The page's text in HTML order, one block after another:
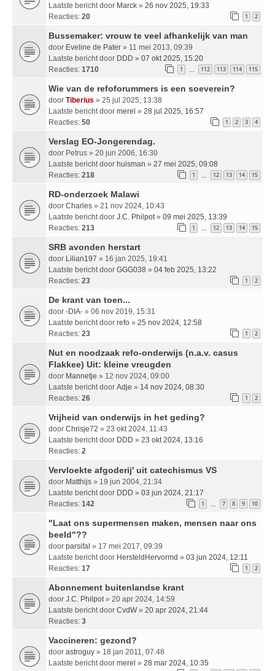
Laatste bericht door Marck » 26 nov 2025, 19:33
Reacties: 20 1 2
Bussemaker: vrouw te veel afhankelijk van man
door Eveline de Pater » 11 mei 2013, 09:39
Laatste bericht door DDD » 07 okt 2025, 15:20
Reacties: 1710 1 … 112 113 114 115
Wie van de refoforummers is een soeverein?
door Tiberius » 25 jul 2025, 13:38
Laatste bericht door merel » 28 jul 2025, 16:57
Reacties: 50 1 2 3 4
Verslag EO-Jongerendag.
door Petrus » 20 jun 2006, 16:30
Laatste bericht door huisman » 27 mei 2025, 09:08
Reacties: 218 1 … 12 13 14 15
RD-onderzoek Malawi
door Charles » 21 nov 2024, 10:43
Laatste bericht door J.C. Philpot » 09 mei 2025, 13:39
Reacties: 213 1 … 12 13 14 15
SRB avonden herstart
door Lilian197 » 16 jan 2025, 19:41
Laatste bericht door GGG038 » 04 feb 2025, 13:22
Reacties: 23 1 2
De krant van toen...
door -DIA- » 06 nov 2019, 15:31
Laatste bericht door refo » 25 nov 2024, 12:58
Reacties: 23 1 2
Nut en noodzaak refo-onderwijs (n.a.v. casus
Flakkee) Uit: kleine vreugden
door Mannetje » 12 nov 2024, 09:00
Laatste bericht door Adje » 14 nov 2024, 08:30
Reacties: 26 1 2
Vrijheid van onderwijs in het geding?
door Chrisje72 » 23 okt 2024, 11:43
Laatste bericht door DDD » 23 okt 2024, 13:16
Reacties: 2
Vervloekte afgoderij' uit catechismus VS
door Matthijs » 19 jun 2004, 21:34
Laatste bericht door DDD » 03 jun 2024, 21:17
Reacties: 142 1 … 7 8 9 10
"Laat ons supermensen maken, mensen naar ons
beeld"??
door parsifal » 17 mei 2017, 09:39
Laatste bericht door HersteldHervormd » 03 jun 2024, 12:11
Reacties: 17 1 2
Abonnement buitenlandse krant
door J.C. Philpot » 20 apr 2024, 14:59
Laatste bericht door CvdW» 20 apr 2024, 21:44
Reacties: 3
Vaccineren: gezond?
door astroguy » 18 jan 2011, 07:48
Laatste bericht door merel » 28 mar 2024, 10:35